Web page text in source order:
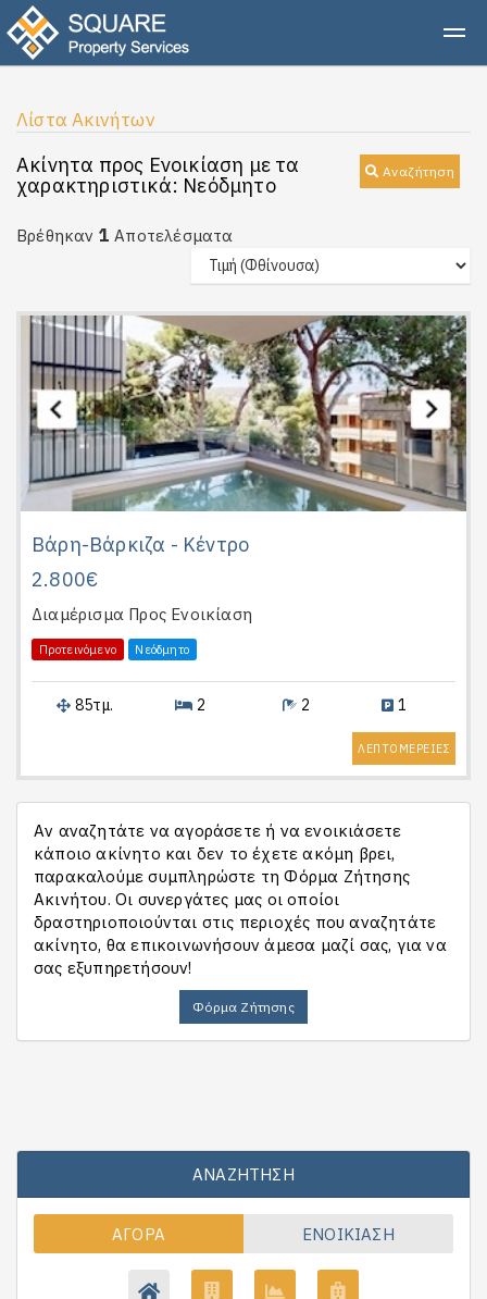
Λίστα Ακινήτων
Αναζήτηση
Ακίνητα προς Ενοικίαση με τα
χαρακτηριστικά: Νεόδμητο
Βρέθηκαν 1 Αποτελέσματα
Βάρη-Βάρκιζα - Κέντρο
2.800€
Διαμέρισμα Προς Ενοικίαση
Προτεινόμενο Νεόδμητο
85τμ. 2 2 1
ΛΕΠΤΟΜΕΡΕΙΕΣ
Αν αναζητάτε να αγοράσετε ή να ενοικιάσετε
κάποιο ακίνητο και δεν το έχετε ακόμη βρει,
παρακαλούμε συμπληρώστε τη Φόρμα Ζήτησης
Ακινήτου. Οι συνεργάτες μας οι οποίοι
δραστηριοποιούνται στις περιοχές που αναζητάτε
ακίνητο, θα επικοινωνήσουν άμεσα μαζί σας, για να
σας εξυπηρετήσουν!
Φόρμα Ζήτησης
ΑΝΑΖΉΤΗΣΗ
ΑΓΟΡΆ ΕΝΟΙΚΊΑΣΗ